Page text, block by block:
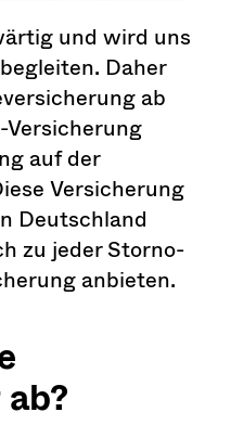
und wird uns
Daher
ab
auf der
Versicherung
Deutschland
zu jeder Storno-
anbieten.